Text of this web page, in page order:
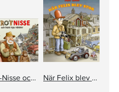
Skrot-Nisse och hans nya vänner När Felix blev stor